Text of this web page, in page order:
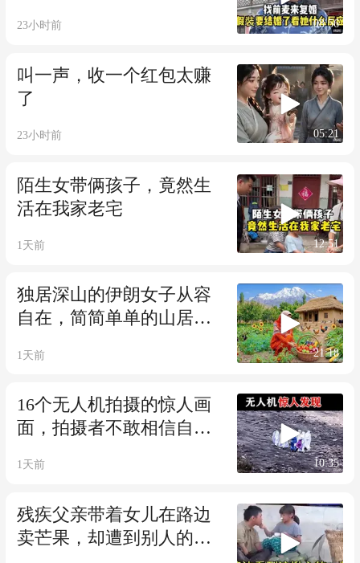
23小时前 08:56
叫一声，收一个红包太赚
了
23小时前 05:21
陌生女带俩孩子，竟然生
活在我家老宅
1天前 12:51
独居深山的伊朗女子从容
自在，简简单单的山居生
1天前 21:18
16个无人机拍摄的惊人画
面，拍摄者不敢相信自己
1天前 10:35
残疾父亲带着女儿在路边
卖芒果，却遭到别人的嫌